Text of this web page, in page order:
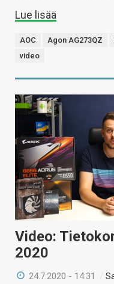
Lue lisää
AOC Agon AG273QZ
video
Video:
2020
24.7.2020 - 14:31 /